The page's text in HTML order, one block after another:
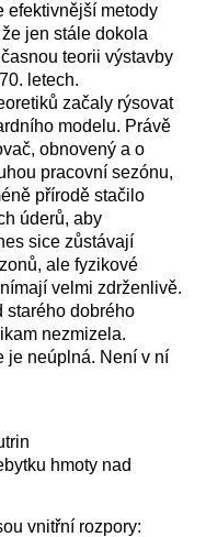
efektivnější metody
jen stále dokola
teorii výstavby
letech.
začaly rýsovat
modelu. Právě
obnovený a o
pracovní sezónu,
přírodě stačilo
úderů, aby
sice zůstávají
ale fyzikové
velmi zdrženlivě.
starého dobrého
nezmizela.
je neúplná. Není v ní
hmoty nad
vnitřní rozpory: